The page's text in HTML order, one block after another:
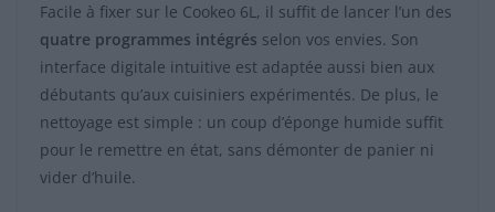
Facile à fixer sur le Cookeo 6L, il suffit de lancer l’un des
quatre programmes intégrés selon vos envies. Son
interface digitale intuitive est adaptée aussi bien aux
débutants qu’aux cuisiniers expérimentés. De plus, le
nettoyage est simple : un coup d’éponge humide suffit
pour le remettre en état, sans démonter de panier ni
vider d’huile.